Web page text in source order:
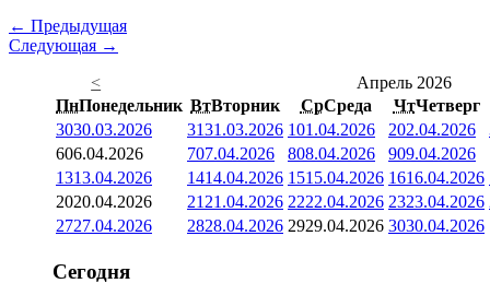
← Предыдущая
Следующая →
<
Апрель 2026
ПнПонедельник ВтВторник СрСреда ЧтЧетверг
3030.03.2026 3131.03.2026 101.04.2026 202.04.2026
606.04.2026 707.04.2026 808.04.2026 909.04.2026
1313.04.2026 1414.04.2026 1515.04.2026 1616.04.2026
2020.04.2026 21 21.04.2026 2222.04.2026 2323.04.2026
2727.04.2026 2828.04.2026 2929.04.2026 3030.04.2026
Сегодня